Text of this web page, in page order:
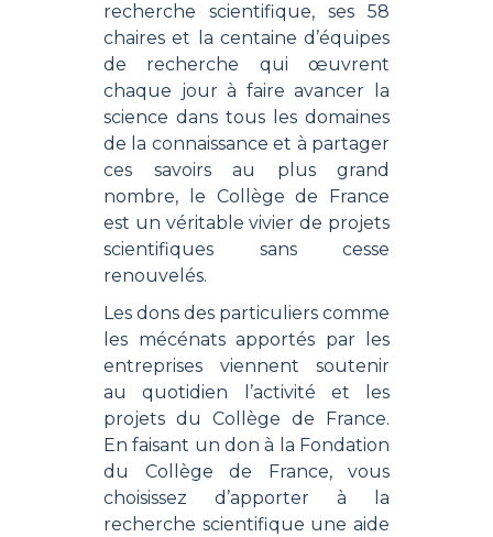
recherche scientifique, ses 58
chaires et la centaine d’équipes
de recherche qui œuvrent
chaque jour à faire avancer la
science dans tous les domaines
de la connaissance et à partager
ces savoirs au plus grand
nombre, le Collège de France
est un véritable vivier de projets
scientifiques sans cesse
renouvelés.
Les dons des particuliers comme
les mécénats apportés par les
entreprises viennent soutenir
au quotidien l’activité et les
projets du Collège de France.
En faisant un don à la Fondation
du Collège de France, vous
choisissez d’apporter à la
recherche scientifique une aide